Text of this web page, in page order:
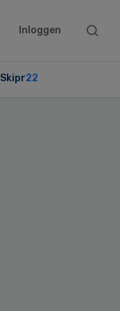
Inloggen
Search
Skipr22